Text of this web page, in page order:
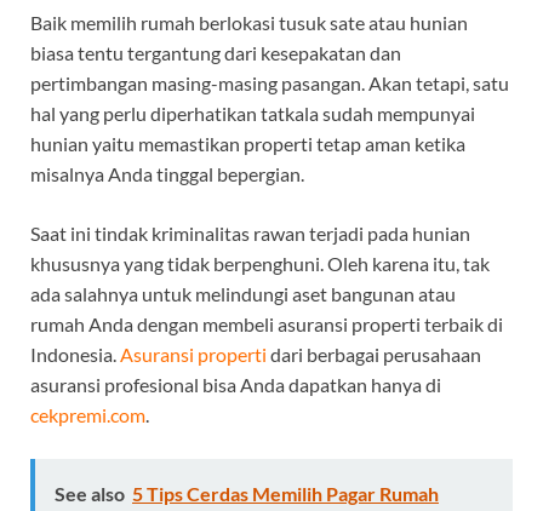
Baik memilih rumah berlokasi tusuk sate atau hunian
biasa tentu tergantung dari kesepakatan dan
pertimbangan masing-masing pasangan. Akan tetapi, satu
hal yang perlu diperhatikan tatkala sudah mempunyai
hunian yaitu memastikan properti tetap aman ketika
misalnya Anda tinggal bepergian.
Saat ini tindak kriminalitas rawan terjadi pada hunian
khususnya yang tidak berpenghuni. Oleh karena itu, tak
ada salahnya untuk melindungi aset bangunan atau
rumah Anda dengan membeli asuransi properti terbaik di
Indonesia.Asuransi properti dari berbagai perusahaan
asuransi profesional bisa Anda dapatkan hanya di
cekpremi.com.
See also 5 Tips Cerdas Memilih Pagar Rumah